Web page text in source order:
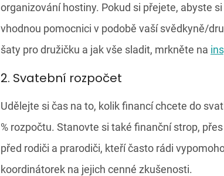
organizování hostiny. Pokud si přejete, abyste
vhodnou pomocnici v podobě vaší svědkyně/
šaty pro družičku a jak vše sladit, mrkněte na
2. Svatební rozpočet
Udělejte si čas na to, kolik financí chcete do
% rozpočtu. Stanovte si také finanční strop,
před rodiči a prarodiči, kteří často rádi
koordinátorek na jejich cenné zkušenosti.